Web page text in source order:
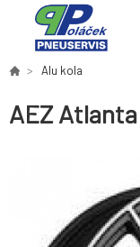
Alu kola
AEZ